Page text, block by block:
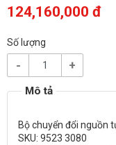
124,160,000 đ
Số lượng
- +
Bộ chuyển đổi nguồn
SKU: 9523 3080